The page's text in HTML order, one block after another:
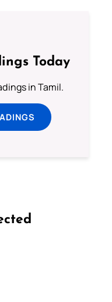
Today
in Tamil.